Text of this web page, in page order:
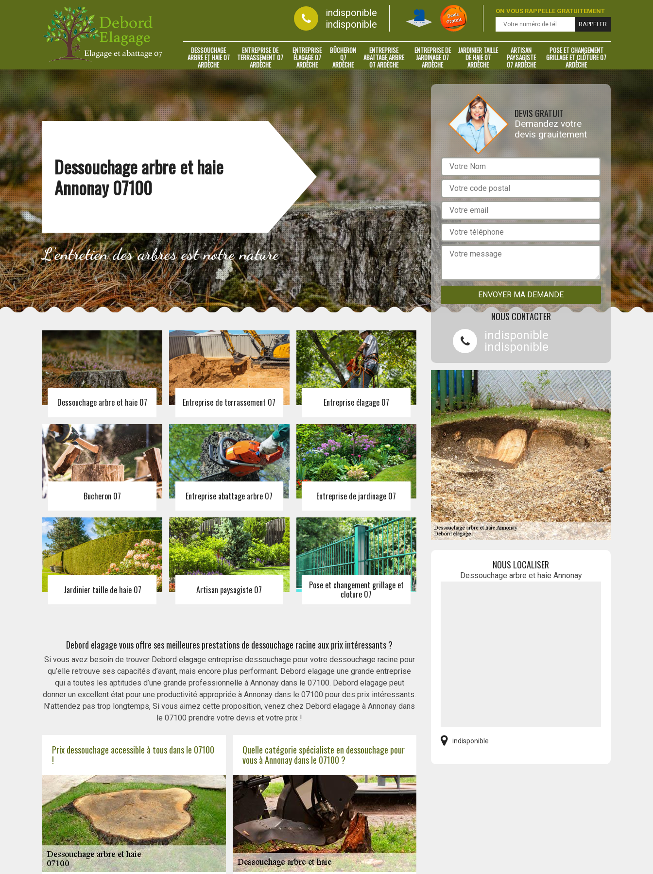
indisponible
indisponible
ON VOUS RAPPELLE GRATUITEMENT
DESSOUCHAGE
ARBRE ET HAIE 07
ARDÈCHE
ENTREPRISE DE
TERRASSEMENT 07
ARDÈCHE
ENTREPRISE
ÉLAGAGE 07
ARDÈCHE
BÛCHERON
07
ARDÈCHE
ENTREPRISE
ABATTAGE ARBRE
07 ARDÈCHE
ENTREPRISE DE
JARDINAGE 07
ARDÈCHE
JARDINIER TAILLE
DE HAIE 07
ARDÈCHE
ARTISAN
PAYSAGISTE
07 ARDÈCHE
POSE ET CHANGEMENT
GRILLAGE ET CLÔTURE 07
ARDÈCHE
Dessouchage arbre et haie
Annonay 07100
L'entretien des arbres est notre nature
Dessouchage arbre et haie 07 Entreprise de terrassement 07 Entreprise élagage 07
Bucheron 07 Entreprise abattage arbre 07 Entreprise de jardinage 07
Jardinier taille de haie 07 Artisan paysagiste 07 Pose et changement grillage et
cloture 07
Debord elagage vous offre ses meilleures prestations de dessouchage racine aux prix intéressants ?
Si vous avez besoin de trouver Debord elagage entreprise dessouchage pour votre dessouchage racine pour
qu’elle retrouve ses capacités d’avant, mais encore plus performant. Debord elagage une grande entreprise
qui a toutes les aptitudes d’une grande professionnelle à Annonay dans le 07100. Debord elagage peut
donner un excellent état pour une productivité appropriée à Annonay dans le 07100 pour des prix intéressants.
N’attendez pas trop longtemps, Si vous aimez cette proposition, venez chez Debord elagage à Annonay dans
le 07100 prendre votre devis et votre prix !
Prix dessouchage accessible à tous dans le 07100
!
Quelle catégorie spécialiste en dessouchage pour
vous à Annonay dans le 07100 ?
DEVIS GRATUIT
Demandez votre
devis grauitement
NOUS CONTACTER
indisponible
indisponible
NOUS LOCALISER
Dessouchage arbre et haie Annonay
indisponible